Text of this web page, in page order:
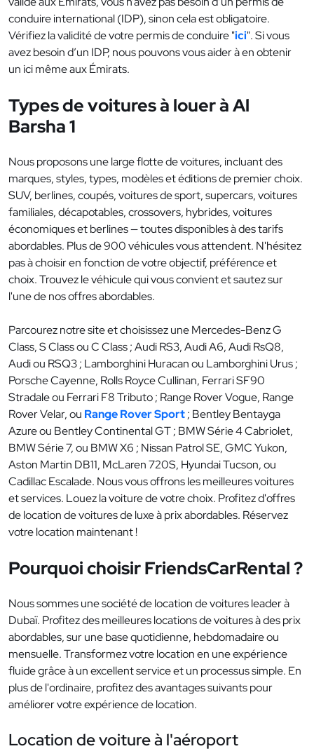
conduire international (IDP), sinon cela est obligatoire.
Vérifiez la validité de votre permis de conduire "ici". Si vous
avez besoin d’un IDP, nous pouvons vous aider à en obtenir
un ici même aux Émirats.
Types de voitures à louer à Al
Barsha 1
Nous proposons une large flotte de voitures, incluant des
marques, styles, types, modèles et éditions de premier choix.
SUV, berlines, coupés, voitures de sport, supercars, voitures
familiales, décapotables, crossovers, hybrides, voitures
économiques et berlines — toutes disponibles à des tarifs
abordables. Plus de 900 véhicules vous attendent. N'hésitez
pas à choisir en fonction de votre objectif, préférence et
choix. Trouvez le véhicule qui vous convient et sautez sur
l'une de nos offres abordables.
Parcourez notre site et choisissez une Mercedes-Benz G
Class, S Class ou C Class ; Audi RS3, Audi A6, Audi RsQ8,
Audi ou RSQ3 ; Lamborghini Huracan ou Lamborghini Urus ;
Porsche Cayenne, Rolls Royce Cullinan, Ferrari SF90
Stradale ou Ferrari F8 Tributo ; Range Rover Vogue, Range
Rover Velar, ou Range Rover Sport; Bentley Bentayga
Azure ou Bentley Continental GT ; BMW Série 4 Cabriolet,
BMW Série 7, ou BMW X6 ; Nissan Patrol SE, GMC Yukon,
Aston Martin DB11, McLaren 720S, Hyundai Tucson, ou
Cadillac Escalade. Nous vous offrons les meilleures voitures
et services. Louez la voiture de votre choix. Profitez d'offres
de location de voitures de luxe à prix abordables. Réservez
votre location maintenant !
Pourquoi choisir FriendsCarRental ?
Nous sommes une société de location de voitures leader à
Dubaï. Profitez des meilleures locations de voitures à des prix
abordables, sur une base quotidienne, hebdomadaire ou
mensuelle. Transformez votre location en une expérience
fluide grâce à un excellent service et un processus simple. En
plus de l'ordinaire, profitez des avantages suivants pour
améliorer votre expérience de location.
Location de voiture à l'aéroport